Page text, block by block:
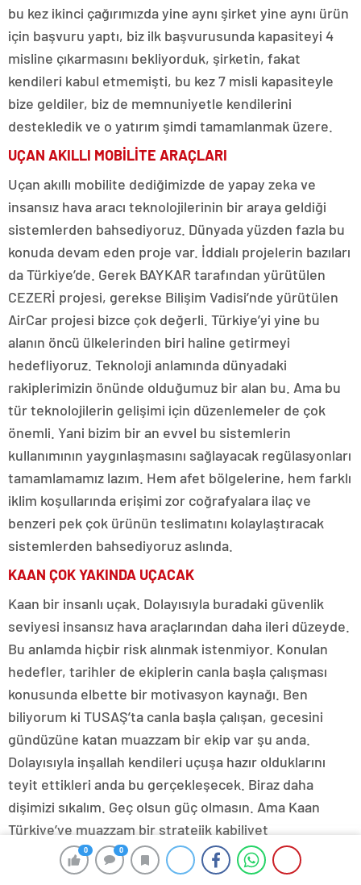
0 0
bu kez ikinci çağırımızda yine aynı şirket yine aynı ürün
için başvuru yaptı, biz ilk başvurusunda kapasiteyi 4
misline çıkarmasını bekliyorduk, şirketin, fakat
kendileri kabul etmemişti, bu kez 7 misli kapasiteyle
bize geldiler, biz de memnuniyetle kendilerini
destekledik ve o yatırım şimdi tamamlanmak üzere.
UÇAN AKILLI MOBİLİTE ARAÇLARI
Uçan akıllı mobilite dediğimizde de yapay zeka ve
insansız hava aracı teknolojilerinin bir araya geldiği
sistemlerden bahsediyoruz. Dünyada yüzden fazla bu
konuda devam eden proje var. İddialı projelerin bazıları
da Türkiye’de. Gerek BAYKAR tarafından yürütülen
CEZERİ projesi, gerekse Bilişim Vadisi’nde yürütülen
AirCar projesi bizce çok değerli. Türkiye’yi yine bu
alanın öncü ülkelerinden biri haline getirmeyi
hedefliyoruz. Teknoloji anlamında dünyadaki
rakiplerimizin önünde olduğumuz bir alan bu. Ama bu
tür teknolojilerin gelişimi için düzenlemeler de çok
önemli. Yani bizim bir an evvel bu sistemlerin
kullanımının yaygınlaşmasını sağlayacak regülasyonları
tamamlamamız lazım. Hem afet bölgelerine, hem farklı
iklim koşullarında erişimi zor coğrafyalara ilaç ve
benzeri pek çok ürünün teslimatını kolaylaştıracak
sistemlerden bahsediyoruz aslında.
KAAN ÇOK YAKINDA UÇACAK
Kaan bir insanlı uçak. Dolayısıyla buradaki güvenlik
seviyesi insansız hava araçlarından daha ileri düzeyde.
Bu anlamda hiçbir risk alınmak istenmiyor. Konulan
hedefler, tarihler de ekiplerin canla başla çalışması
konusunda elbette bir motivasyon kaynağı. Ben
biliyorum ki TUSAŞ’ta canla başla çalışan, gecesini
gündüzüne katan muazzam bir ekip var şu anda.
Dolayısıyla inşallah kendileri uçuşa hazır olduklarını
teyit ettikleri anda bu gerçekleşecek. Biraz daha
dişimizi sıkalım. Geç olsun güç olmasın. Ama Kaan
Türkiye’ye muazzam bir stratejik kabiliyet
kazandıracak. Yeni nesil bir savaş uçağı olarak bir milli
projeyi ortaya koymamız, göreceksiniz ki hemen bir iki